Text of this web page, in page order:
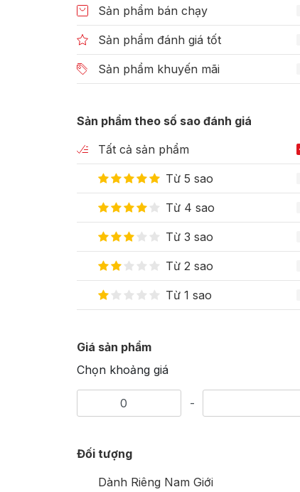
Sản phẩm bán chạy
Sản phẩm đánh giá tốt
Sản phẩm khuyến mãi
Sản phẩm theo số sao đánh giá
Tất cả sản phẩm
Từ 5 sao
Từ 4 sao
Từ 3 sao
Từ 2 sao
Từ 1 sao
Giá sản phẩm
Chọn khoảng giá
-
Đối tượng
Dành Riêng Nam Giới